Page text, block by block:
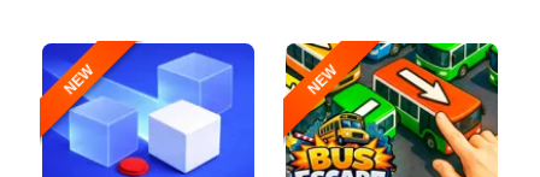
NEW NEW